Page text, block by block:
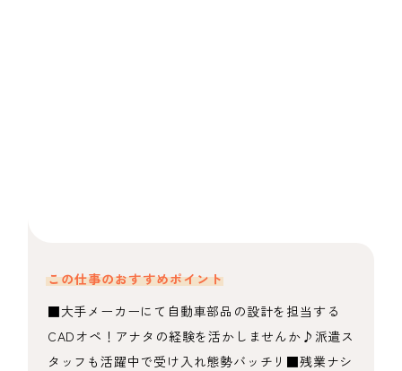
この仕事のおすすめポイント
■大手メーカーにて自動車部品の設計を担当する
CADオペ！アナタの経験を活かしませんか♪派遣ス
タッフも活躍中で受け入れ態勢バッチリ■残業ナシ